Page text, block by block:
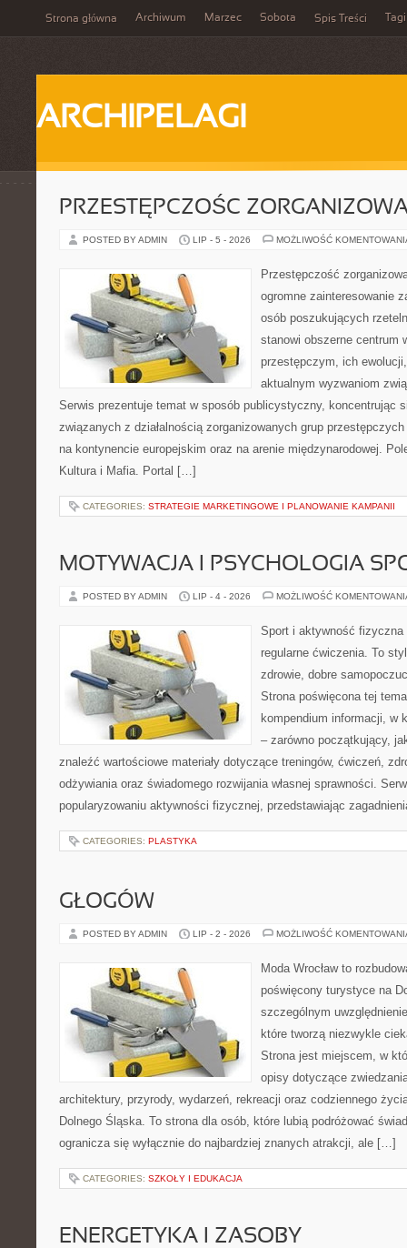
Strona główna Archiwum Marzec Sobota Spis Treści Tagi
ARCHIPELAGI
PRZESTĘPCZOŚC
POSTED BY ADMIN LIP - 5 - 2026 MOŻLIWOŚĆ
Przestępczość
ogromne zainteresowanie
osób poszukujących
stanowi obszerne centrum
przestępczym, ich
aktualnym wyzwaniom
Serwis prezentuje temat w sposób publicystyczny, koncentrując
związanych z działalnością zorganizowanych grup
na kontynencie europejskim oraz na arenie międzynarodowej.
Kultura i Mafia. Portal […]
CATEGORIES: STRATEGIE MARKETINGOWE I PLANOWANIE KAMPANII
MOTYWACJA I PSYCHOLOGIA
POSTED BY ADMIN LIP - 4 - 2026 MOŻLIWOŚĆ
Sport i aktywność
regularne ćwiczenia. To
zdrowie, dobre
Strona poświęcona tej
kompendium informacji, w
– zarówno początkujący,
znaleźć wartościowe materiały dotyczące treningów, ćwiczeń,
odżywiania oraz świadomego rozwijania własnej sprawności.
popularyzowaniu aktywności fizycznej, przedstawiając
CATEGORIES: PLASTYKA
GŁOGÓW
POSTED BY ADMIN LIP - 2 - 2026 MOŻLIWOŚĆ
Moda Wrocław to
poświęcony turystyce na
szczególnym
które tworzą niezwykle
Strona jest miejscem, w
opisy dotyczące
architektury, przyrody, wydarzeń, rekreacji oraz codziennego
Dolnego Śląska. To strona dla osób, które lubią podróżować
ogranicza się wyłącznie do najbardziej znanych atrakcji, ale […]
CATEGORIES: SZKOŁY I EDUKACJA
ENERGETYKA I ZASOBY